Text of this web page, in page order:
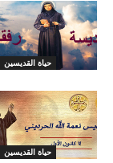
حياة القديسين
حياة القديسين